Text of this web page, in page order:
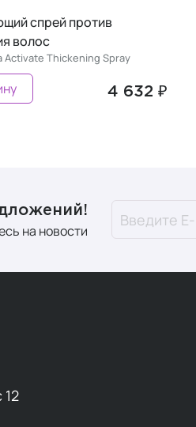
спрей против
волос
Activate Thickening Spray
4 632 ₽
на новости